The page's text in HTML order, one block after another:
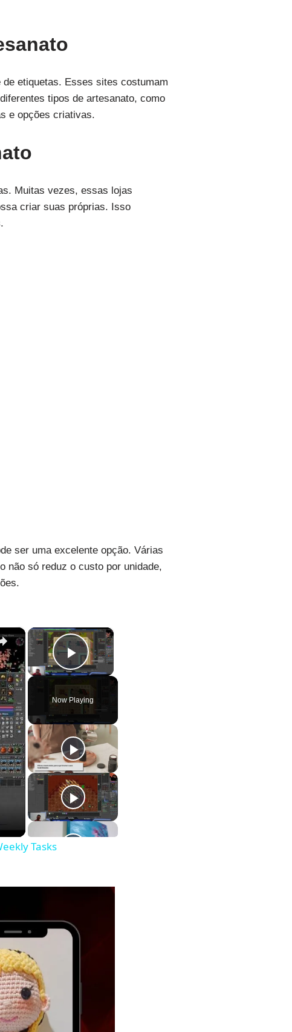
etiquetas. Esses sites costumam
tipos de artesanato, como
e opções criativas.
Muitas vezes, essas lojas
criar suas próprias. Isso
ser uma excelente opção. Várias
não só reduz o custo por unidade,
×
Play Video
Now Playing
×
Tasks